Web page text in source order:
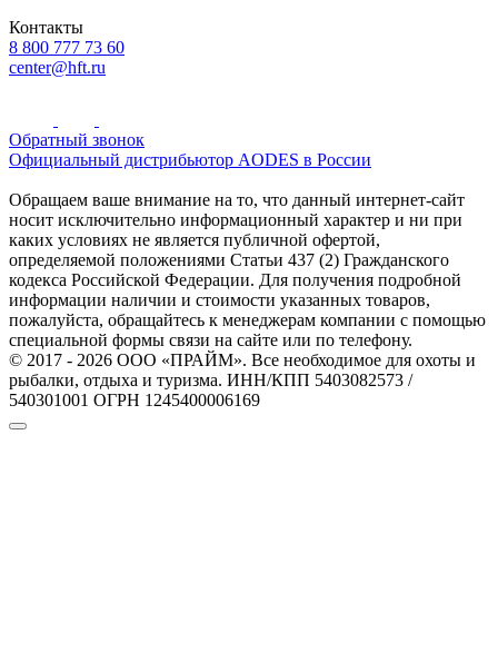
Контакты
8 800 777 73 60
center@hft.ru
Обратный звонок
Официальный дистрибьютор AODES в России
Обращаем ваше внимание на то, что данный интернет-сайт
носит исключительно информационный характер и ни при
каких условиях не является публичной офертой,
определяемой положениями Статьи 437 (2) Гражданского
кодекса Российской Федерации. Для получения подробной
информации наличии и стоимости указанных товаров,
пожалуйста, обращайтесь к менеджерам компании с помощью
специальной формы связи на сайте или по телефону.
© 2017 - 2026 ООО «ПРАЙМ». Все необходимое для охоты и
рыбалки, отдыха и туризма. ИНН/КПП 5403082573 /
540301001 ОГРН 1245400006169